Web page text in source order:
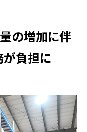
の増加に伴
が負担に